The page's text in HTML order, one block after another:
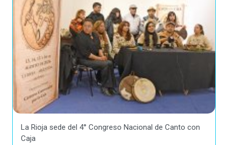
La Rioja sede del 4° Congreso Nacional de Canto con
Caja